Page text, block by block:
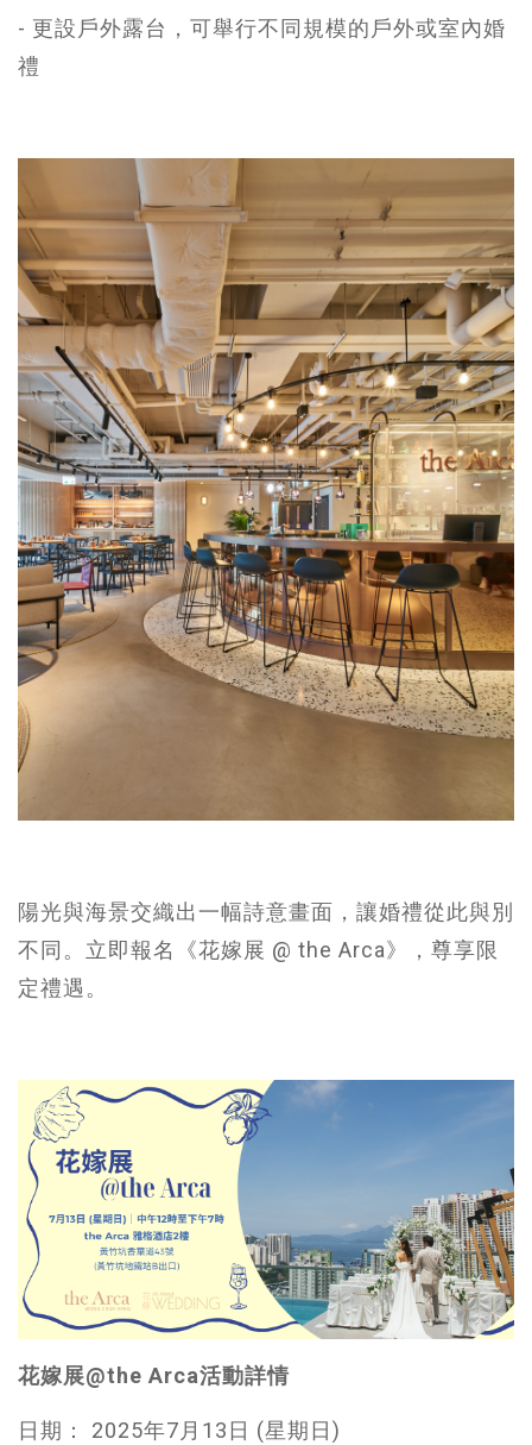
- 更設戶外露台，可舉行不同規模的戶外或室內婚
禮
陽光與海景交織出一幅詩意畫面，讓婚禮從此與別
不同。立即報名《花嫁展 @ the Arca》，尊享限
定禮遇。
花嫁展@the Arca活動詳情
日期： 2025年7月13日 (星期日)